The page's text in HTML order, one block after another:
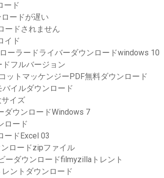
ード
ードが遅い
ードされません
イド
ーラードライバーダウンロードwindows 10
フルバージョン
ットマッケンジーPDF無料ダウンロード
イルダウンロード
イズ
ダウンロードWindows 7
ロード
ードExcel 03
ロードzipファイル
ーダウンロードfilmyzillaトレント
ントダウンロード